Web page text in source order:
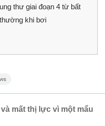
ung thư giai đoạn 4 từ bất
thường khi bơi
mất thị lực vì một mẩu